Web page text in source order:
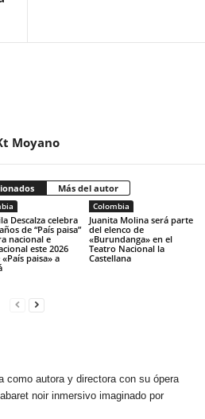
Moyano
Más del autor
Descalza celebra
de “País paisa”
nacional e
este 2026
paisa» a
Colombia
Juanita Molina será parte
del elenco de
«Burundanga» en el
Teatro Nacional la
Castellana
como autora y directora con su ópera
noir inmersivo imaginado por